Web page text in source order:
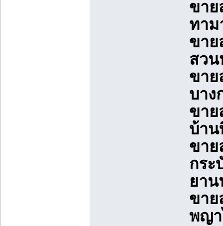
ขาย
ทาม
ขาย
สวน
ขาย
บาง
ขาย
บ้าน
ขาย
กระ
ยาน
ขาย
พญา